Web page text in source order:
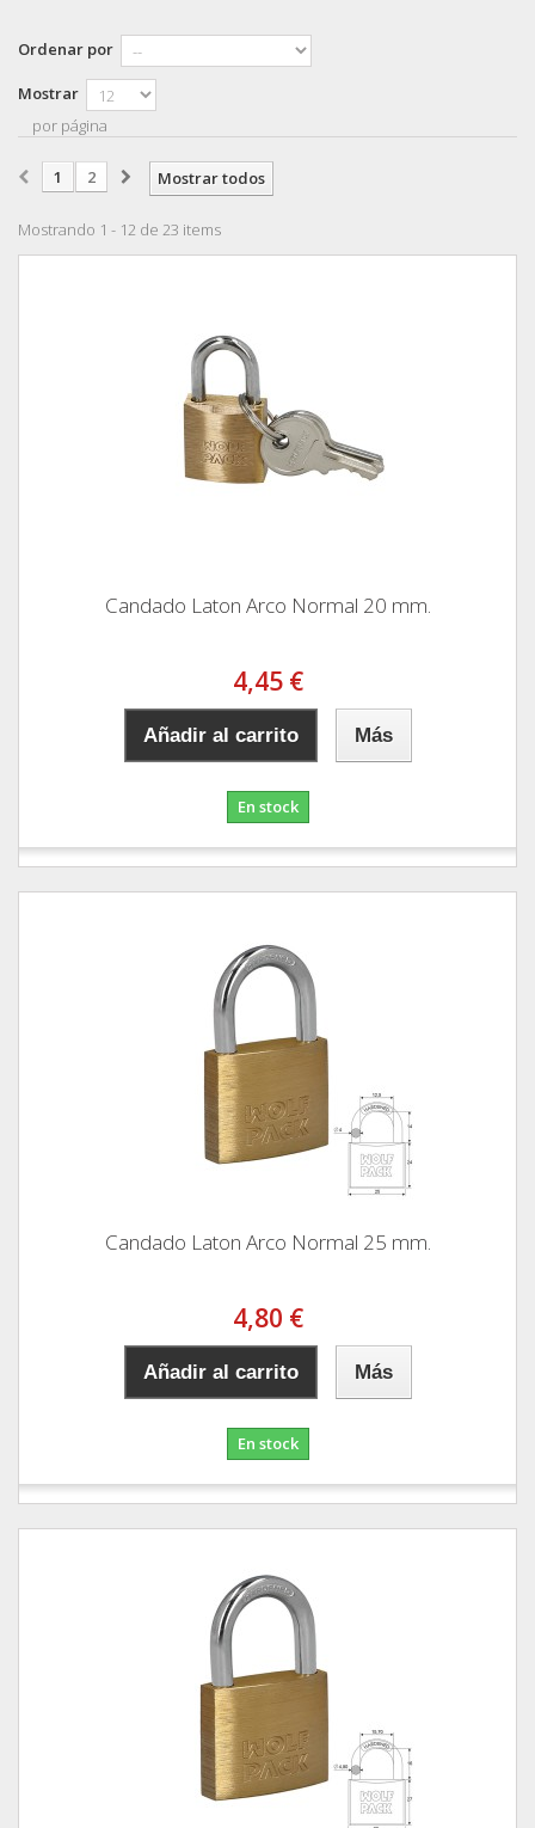
Ordenar por
Mostrar
por página
Mostrar todos
1 2
Mostrando 1 - 12 de 23 items
Candado Laton Arco Normal 20 mm.
4,45 €
Añadir al carrito Más
En stock
Candado Laton Arco Normal 25 mm.
4,80 €
Añadir al carrito Más
En stock